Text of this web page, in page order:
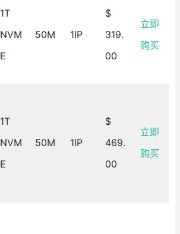
1T
NVM
E
50M 1IP
$
319.
00
立即
购买
1T
NVM
E
50M 1IP
$
469.
00
立即
购买